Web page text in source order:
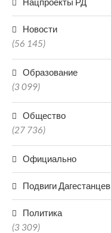
Новости
(56 145)
Образование
(3 099)
Общество
(27 736)
Официально
Подвиги Дагестанцев
Политика
(3 309)